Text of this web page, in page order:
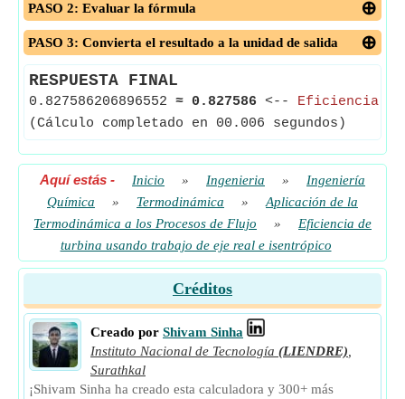
PASO 2: Evaluar la fórmula
PASO 3: Convierta el resultado a la unidad de salida
RESPUESTA FINAL
0.827586206896552 ≈ 0.827586 <-- Eficiencia
(Cálculo completado en 00.006 segundos)
Aquí estás - Inicio » Ingenieria »
Ingeniería
Química
» Termodinámica »
Aplicación de la
Termodinámica a los Procesos de Flujo
»
Eficiencia de
turbina usando trabajo de eje real e isentrópico
Créditos
Creado por Shivam Sinha
Instituto Nacional de Tecnología (LIENDRE)
Surathkal
¡Shivam Sinha ha creado esta calculadora y 300+ más